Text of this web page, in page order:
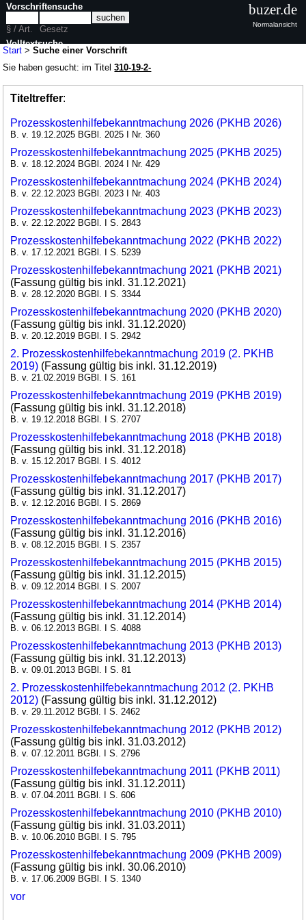
Start >Suche einer Vorschrift
Sie haben gesucht: im Titel310-19-2-
Titeltreffer:
Prozesskostenhilfebekanntmachung 2026 (PKHB 2026)
B. v. 19.12.2025 BGBl. 2025 I Nr. 360
Prozesskostenhilfebekanntmachung 2025 (PKHB 2025)
B. v. 18.12.2024 BGBl. 2024 I Nr. 429
Prozesskostenhilfebekanntmachung 2024 (PKHB 2024)
B. v. 22.12.2023 BGBl. 2023 I Nr. 403
Prozesskostenhilfebekanntmachung 2023 (PKHB 2023)
B. v. 22.12.2022 BGBl. I S. 2843
Prozesskostenhilfebekanntmachung 2022 (PKHB 2022)
B. v. 17.12.2021 BGBl. I S. 5239
Prozesskostenhilfebekanntmachung 2021 (PKHB 2021)
(Fassung gültig bis inkl. 31.12.2021)
B. v. 28.12.2020 BGBl. I S. 3344
Prozesskostenhilfebekanntmachung 2020 (PKHB 2020)
(Fassung gültig bis inkl. 31.12.2020)
B. v. 20.12.2019 BGBl. I S. 2942
2. Prozesskostenhilfebekanntmachung 2019 (2. PKHB
2019) (Fassung gültig bis inkl. 31.12.2019)
B. v. 21.02.2019 BGBl. I S. 161
Prozesskostenhilfebekanntmachung 2019 (PKHB 2019)
(Fassung gültig bis inkl. 31.12.2018)
B. v. 19.12.2018 BGBl. I S. 2707
Prozesskostenhilfebekanntmachung 2018 (PKHB 2018)
(Fassung gültig bis inkl. 31.12.2018)
B. v. 15.12.2017 BGBl. I S. 4012
Prozesskostenhilfebekanntmachung 2017 (PKHB 2017)
(Fassung gültig bis inkl. 31.12.2017)
B. v. 12.12.2016 BGBl. I S. 2869
Prozesskostenhilfebekanntmachung 2016 (PKHB 2016)
(Fassung gültig bis inkl. 31.12.2016)
B. v. 08.12.2015 BGBl. I S. 2357
Prozesskostenhilfebekanntmachung 2015 (PKHB 2015)
(Fassung gültig bis inkl. 31.12.2015)
B. v. 09.12.2014 BGBl. I S. 2007
Prozesskostenhilfebekanntmachung 2014 (PKHB 2014)
(Fassung gültig bis inkl. 31.12.2014)
B. v. 06.12.2013 BGBl. I S. 4088
Prozesskostenhilfebekanntmachung 2013 (PKHB 2013)
(Fassung gültig bis inkl. 31.12.2013)
B. v. 09.01.2013 BGBl. I S. 81
2. Prozesskostenhilfebekanntmachung 2012 (2. PKHB
2012) (Fassung gültig bis inkl. 31.12.2012)
B. v. 29.11.2012 BGBl. I S. 2462
Prozesskostenhilfebekanntmachung 2012 (PKHB 2012)
(Fassung gültig bis inkl. 31.03.2012)
B. v. 07.12.2011 BGBl. I S. 2796
Prozesskostenhilfebekanntmachung 2011 (PKHB 2011)
(Fassung gültig bis inkl. 31.12.2011)
B. v. 07.04.2011 BGBl. I S. 606
Prozesskostenhilfebekanntmachung 2010 (PKHB 2010)
(Fassung gültig bis inkl. 31.03.2011)
B. v. 10.06.2010 BGBl. I S. 795
Prozesskostenhilfebekanntmachung 2009 (PKHB 2009)
(Fassung gültig bis inkl. 30.06.2010)
B. v. 17.06.2009 BGBl. I S. 1340
vor
Vorschriftensuche
§ / Art.
Gesetz
Volltextsuche
buzer.de
Normalansicht